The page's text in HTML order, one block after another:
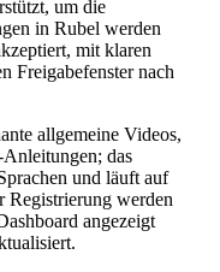
um die
in Rubel werden
mit klaren
Freigabefenster nach
allgemeine Videos,
das
und läuft auf
Registrierung werden
angezeigt